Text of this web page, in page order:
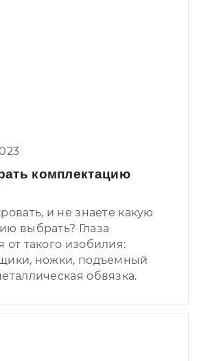
комплектацию
и не знаете какую
выбрать? Глаза
от такого изобилия:
ножки, подъемный
обвязка.